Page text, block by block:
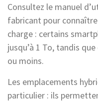
Consultez le manuel
fabricant pour
charge : certains
jusqu’à 1 To, tandis
ou moins.
Les emplacements
particulier : ils